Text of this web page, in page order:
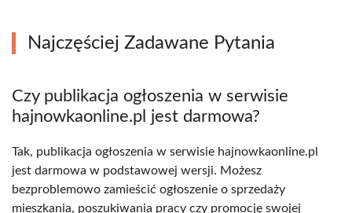
Najczęściej Zadawane Pytania
Czy publikacja ogłoszenia w serwisie
hajnowkaonline.pl jest darmowa?
Tak, publikacja ogłoszenia w serwisie hajnowkaonline.pl
jest darmowa w podstawowej wersji. Możesz
bezproblemowo zamieścić ogłoszenie o sprzedaży
mieszkania, poszukiwania pracy czy promocję swojej